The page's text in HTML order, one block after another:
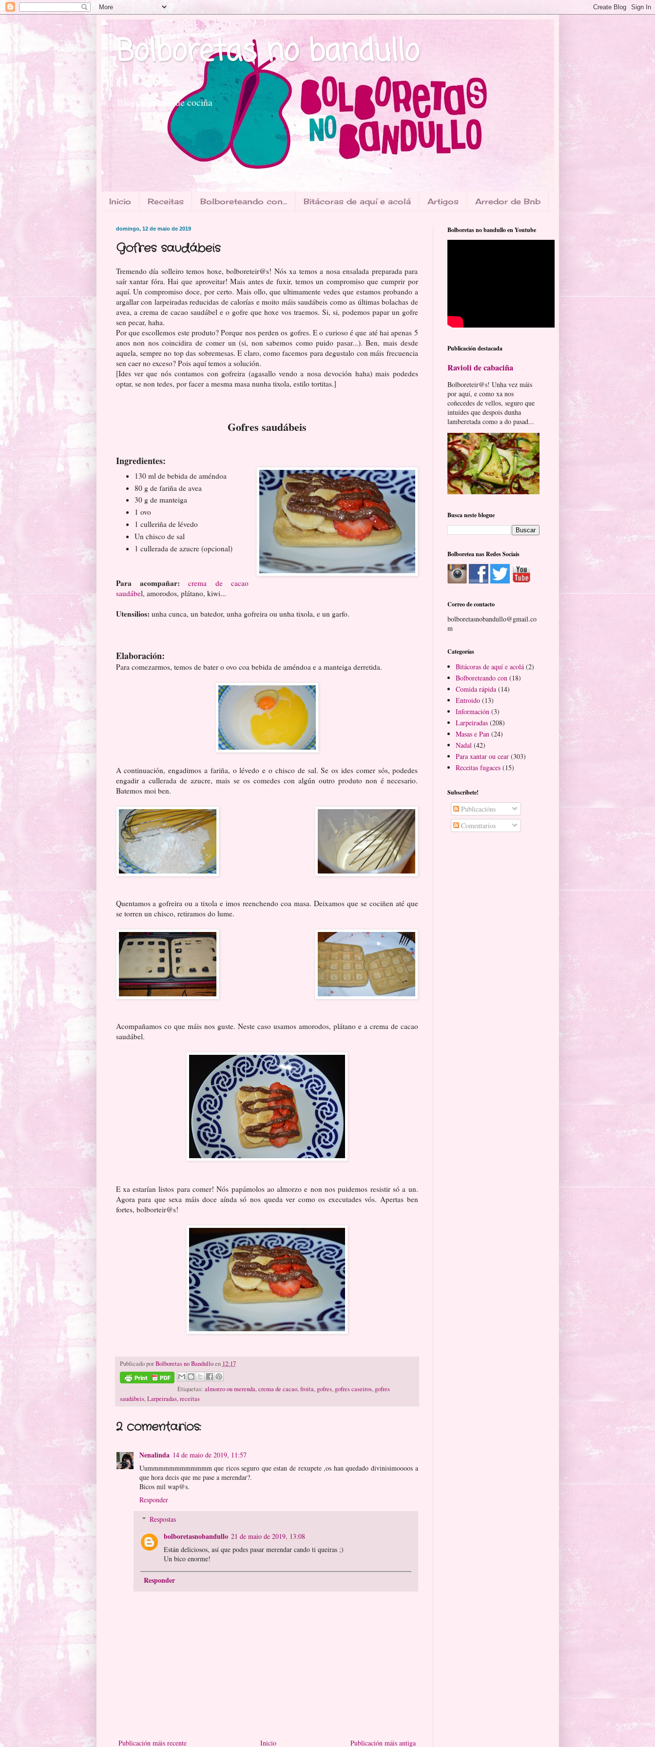
Bolboretas no bandullo
Blogue galego de cociña
Inicio Receitas Bolboreteando con... Bitácoras de aquí e acolá Artigos Arredor de Bnb
domingo, 12 de maio de 2019
Gofres saudábeis
Tremendo día solleiro temos hoxe, bolboreteir@s! Nós xa temos a nosa ensalada preparada para
saír xantar fóra. Hai que aproveitar! Mais antes de fuxir, temos un compromiso que cumprir por
aquí. Un compromiso doce, por certo. Mais ollo, que ultimamente vedes que estamos probando a
argallar con larpeiradas reducidas de calorías e moito máis saudábeis como as últimas bolachas de
avea, a crema de cacao saudábel e o gofre que hoxe vos traemos. Si, si, podemos papar un gofre
sen pecar, haha.
Por que escollemos este produto? Porque nos perden os gofres. E o curioso é que até hai apenas 5
anos non nos coincidira de comer un (si, non sabemos como puido pasar...). Ben, mais desde
aquela, sempre no top das sobremesas. E claro, como facemos para degustalo con máis frecuencia
sen caer no exceso? Pois aquí temos a solución.
[Ides ver que nós contamos con gofreira (agasallo vendo a nosa devoción haha) mais podedes
optar, se non tedes, por facer a mesma masa nunha tixola, estilo tortitas.]
Gofres saudábeis
Ingredientes:
130 ml de bebida de améndoa
80 g de fariña de avea
30 g de manteiga
1 ovo
1 culleriña de lévedo
Un chisco de sal
1 cullerada de azucre (opcional)
Para acompañar:crema de cacao
saudábel, amorodos, plátano, kiwi...
Utensilios: unha cunca, un batedor, unha gofreira ou unha tixola, e un garfo.
Elaboración:
Para comezarmos, temos de bater o ovo coa bebida de améndoa e a manteiga derretida.
A continuación, engadimos a fariña, o lévedo e o chisco de sal. Se os ides comer sós, podedes
engadir a cullerada de azucre, mais se os comedes con algún outro produto non é necesario.
Batemos moi ben.
Quentamos a gofreira ou a tixola e imos reenchendo coa masa. Deixamos que se cociñen até que
se torren un chisco, retiramos do lume.
Acompañamos co que máis nos guste. Neste caso usamos amorodos, plátano e a crema de cacao
saudábel.
E xa estarían listos para comer! Nós papámolos ao almorzo e non nos puidemos resistir só a un.
Agora para que sexa máis doce aínda só nos queda ver como os executades vós. Apertas ben
fortes, bolborteir@s!
Publicado porBolboretas no Bandullo en 12:17
Etiquetas: almorzo ou merenda,crema de cacao,froita, gofres, gofres caseiros, gofres
saudábeis,Larpeiradas,receitas
2 comentarios:
Nenalinda 14 de maio de 2019, 11:57
Uummmmmmmmmmmm que ricos seguro que estan de rexupete ,os han quedado divinisimoooos a
que hora decis que me pase a merendar?.
Bicos mil wap@s.
Responder
Respostas
bolboretasnobandullo 21 de maio de 2019, 13:08
Están deliciosos, así que podes pasar merendar cando ti queiras ;)
Un bico enorme!
Responder
Publicación máis recente Publicación máis antiga
Inicio
Bolboretas no bandullo en Youtube
Publicación destacada
Ravioli de cabaciña
Bolboreteir@s! Unha vez máis
por aquí, e como xa nos
coñecedes de vellos, seguro que
intuídes que despois dunha
lamberetada como a do pasad...
Busca neste blogue
Bolboretea nas Redes Sociais
Correo de contacto
bolboretasnobandullo@gmail.co
m
Categorías
Bitácoras de aquí e acolá (2)
Bolboreteando con (18)
Comida rápida (14)
Entroido (13)
Información (3)
Larpeiradas (208)
Masas e Pan (24)
Nadal (42)
Para xantar ou cear (303)
Receitas fugaces (15)
Subscríbete!
Publicacións
Comentarios